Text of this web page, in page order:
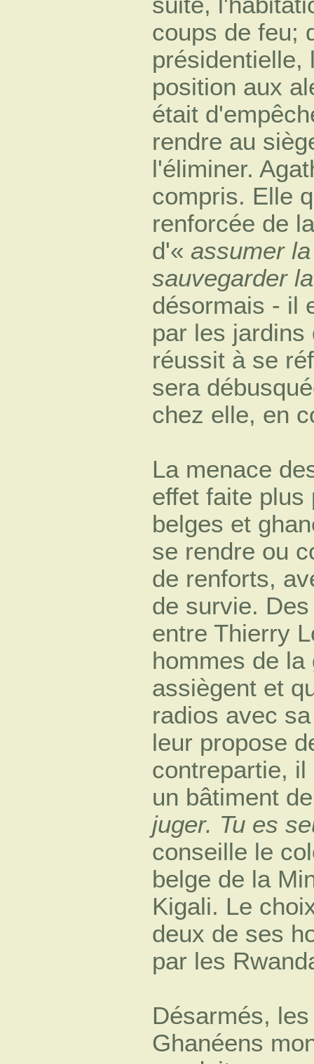
coups de feu;
présidentielle,
position aux
était
rendre au
l'éliminer.
compris. Elle
renforcée de
d'« assumer
sauvegarder
désormais - il
par les jardins
réussit à se
sera
chez elle, en
La menace
effet faite plus
belges et
se rendre ou
de renforts,
de survie.
entre Thierry
hommes de
assiègent et
radios avec
leur propose
contrepartie,
un bâtiment
juger. Tu es
conseille le
belge de la
Kigali. Le
deux de ses
par les
Désarmés,
Ghanéens